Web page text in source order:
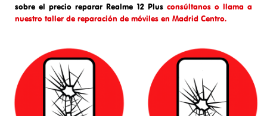
sobre elprecio repararRealme 12 Plus consúltanos o llama a
nuestro taller de reparación de móviles en Madrid Centro.